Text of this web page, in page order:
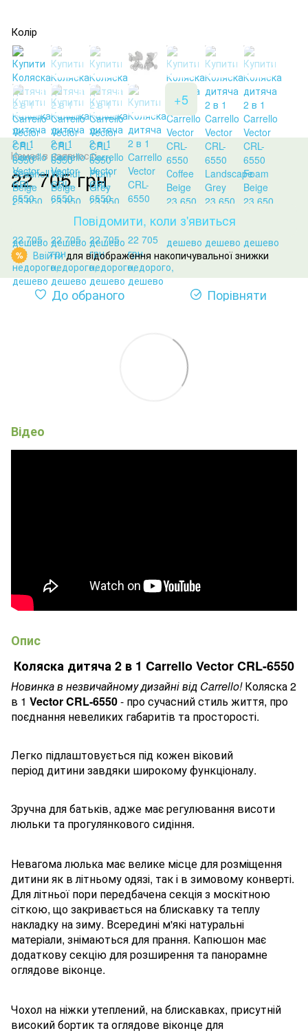
Колір
+5
Немає в наявності
22 705 грн
Повідомити, коли з'явиться
% Ввійтидля відображення накопичувальної знижки
До обраного Порівняти
Відео
Опис
Коляска дитяча 2 в 1 Carrello Vector CRL-6550
Новинка в незвичайному дизайні від Carrello!Коляска 2
в 1 Vector CRL-6550- про сучасний стиль життя, про
поєднання невеликих габаритів та просторості.
Легко підлаштовується під кожен віковий
період дитини завдяки широкому функціоналу.
Зручна для батьків, адже має регулювання висоти
люльки та прогулянкового сидіння.
Невагома люлька має велике місце для розміщення
дитини як в літньому одязі, так і в зимовому конверті.
Для літньої пори передбачена секція з москітною
сіткою, що закривається на блискавку та теплу
накладку на зиму. Всередині м'які натуральні
матеріали, знімаються для прання. Капюшон має
додаткову секцію для розширення та панорамне
оглядове віконце.
Чохол на ніжки утеплений, на блискавках, присутній
високий бортик та оглядове віконце для